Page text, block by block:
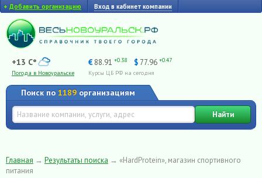
+ Добавить организацию Вход в кабинет компании
+13 C°
Погода в Новоуральске
€ 88.91 +0.38 $ 77.96 +0.47
Курсы ЦБ РФ на сегодня
Поиск по 1189 организациям
Найти
Главная → Результаты поиска → «HardProtein», магазин спортивного
питания